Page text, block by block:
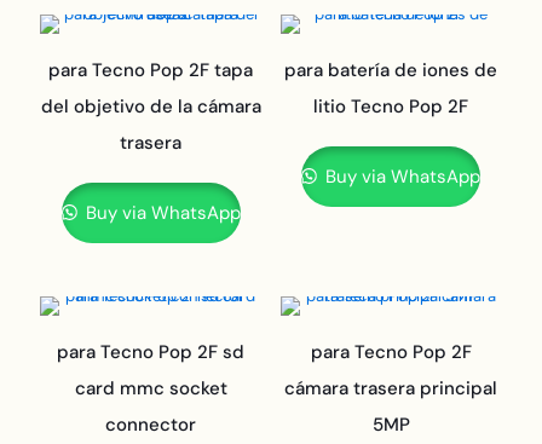
para Tecno Pop 2F tapa
del objetivo de la cámara
trasera
Buy via WhatsApp
para batería de iones de
litio Tecno Pop 2F
Buy via WhatsApp
para Tecno Pop 2F sd
card mmc socket
connector
para Tecno Pop 2F
cámara trasera principal
5MP